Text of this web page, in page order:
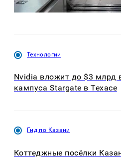
Технологии
Nvidia вложит до $3 млрд
кампуса Stargate в Техасе
Гид по Казани
Коттеджные посёлки